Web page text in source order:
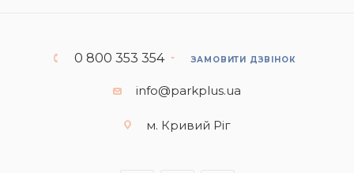
0 800 353 354 ЗАМОВИТИ ДЗВІНОК
info@parkplus.ua
м. Кривий Ріг